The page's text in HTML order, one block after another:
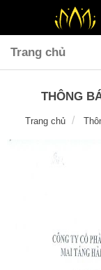
Trang chủ
THÔNG
Trang chủ